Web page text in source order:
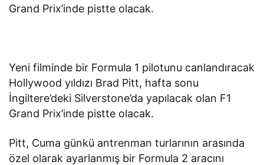
Grand Prix’inde pistte olacak.
Yeni filminde bir Formula 1 pilotunu canlandıracak
Hollywood yıldızı Brad Pitt, hafta sonu
İngiltere’deki Silverstone’da yapılacak olan F1
Grand Prix’inde pistte olacak.
Pitt, Cuma günkü antrenman turlarının arasında
özel olarak ayarlanmış bir Formula 2 aracını